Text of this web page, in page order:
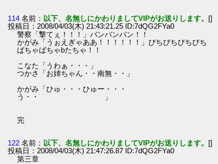
114 名前： 以下、名無しにかわりましてVIPがお送りします。 []
投稿日：2008/04/03(木) 21:43:21.25 ID:7dQG2FYa0
警察「撃てぇ！！！」バンバンバン！！
かがみ「うぉえぎゃああ！！！！！！」びちびちびちびち
ばちゃばちゃbたちゃ！！
こなた「うわぁ・・・」
つかさ「お姉ちゃん・・南無・・」
かがみ「ひゅ・・・ひゅー・・・
う・・ 」
完
122 名前： 以下、名無しにかわりましてVIPがお送りします。 []
投稿日：2008/04/03(木) 21:47:26.87 ID:7dQG2FYa0
第三章